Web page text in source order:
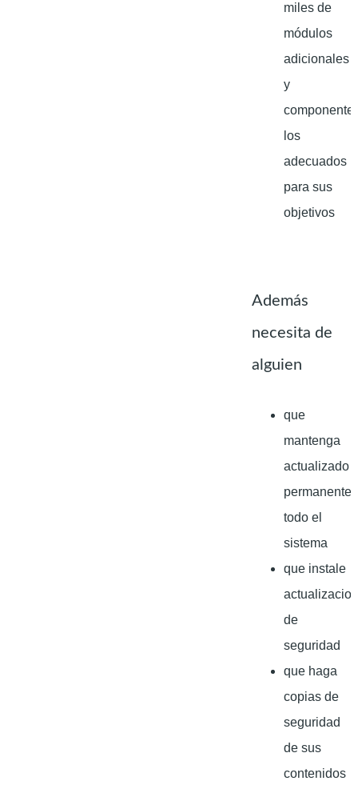
miles de
módulos
adicionales
y
los
adecuados
para sus
objetivos
Además
necesita de
alguien
que
mantenga
actualizado
todo el
sistema
que instale
de
seguridad
que haga
copias de
seguridad
de sus
contenidos